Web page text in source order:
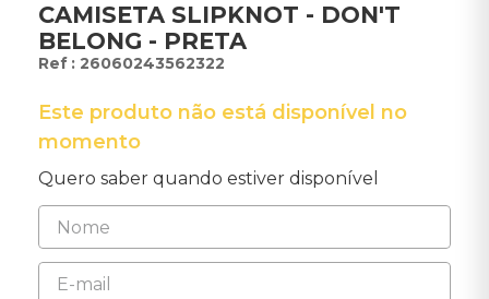
CAMISETA SLIPKNOT - DON'T
BELONG - PRETA
: 26060243562322
Este produto não está disponível no
momento
Quero saber quando estiver disponível